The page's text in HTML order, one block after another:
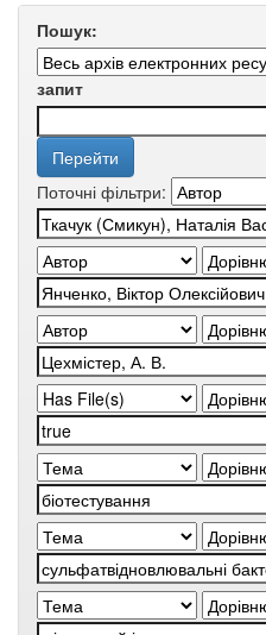
Пошук:
запит
Поточні фільтри: